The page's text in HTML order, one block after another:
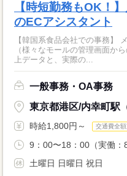
【時短勤務もOK！
のECアシスタント
【韓国系食品会社での事務】
（様々なモールの管理画面か
上データと、実際の...
一般事務・OA事務
東京都港区/内幸町駅
時給1,800円～ 交通費全
9：00〜18：00（実働：
土曜日 日曜日 祝日